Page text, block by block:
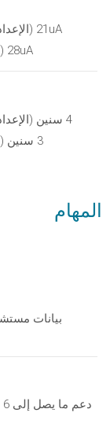
21uA (الإعدادات الافتراضية, بدون مستشعر G ثلاثي المحاور)
28uA (الإعدادات الافتراضية, كشف الحركة نشط دائمًا)
4 سنين (الإعدادات الافتراضية, بدون مستشعر G ثلاثي المحاور)
3 سنين (الإعدادات الافتراضية, كشف الحركة نشط دائمًا)
المهام